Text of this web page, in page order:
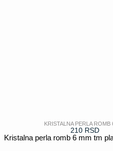
KRISTALNA PERLA ROMB
210 RSD
Kristalna perla romb 6 mm tm